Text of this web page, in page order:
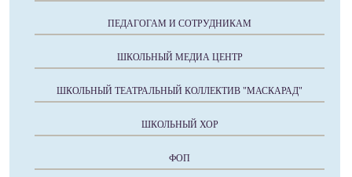
ПЕДАГОГАМ И СОТРУДНИКАМ
ШКОЛЬНЫЙ МЕДИА ЦЕНТР
ШКОЛЬНЫЙ ТЕАТРАЛЬНЫЙ КОЛЛЕКТИВ "МАСКАРАД"
ШКОЛЬНЫЙ ХОР
ФОП